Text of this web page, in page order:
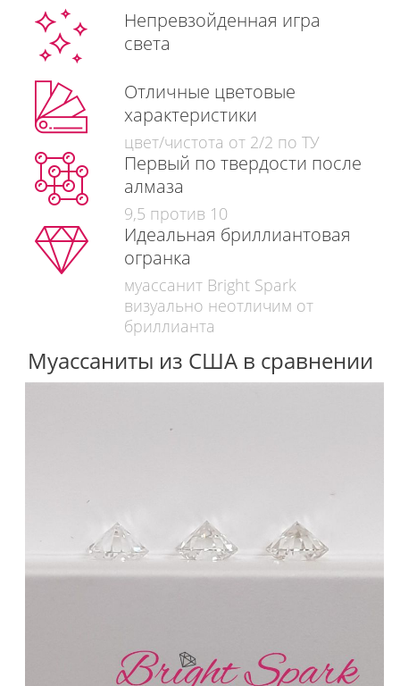
Непревзойденная игра
света
Отличные цветовые
характеристики
цвет/чистота от 2/2 по ТУ
Первый по твердости после
алмаза
9,5 против 10
Идеальная бриллиантовая
огранка
муассанит Bright Spark
визуально неотличим от
бриллианта
Муассаниты из США в сравнении